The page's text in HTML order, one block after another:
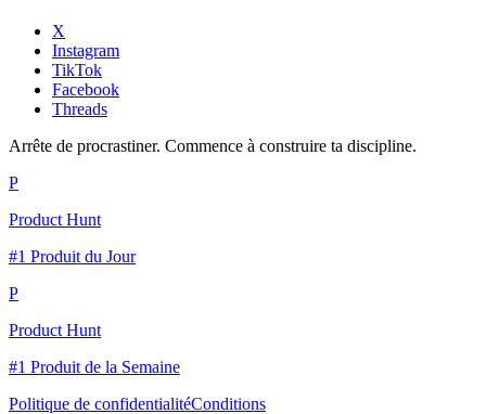
X
Instagram
TikTok
Facebook
Threads
Arrête de procrastiner. Commence à construire ta discipline.
P
Product Hunt
#1 Produit du Jour
P
Product Hunt
#1 Produit de la Semaine
Politique de confidentialitéConditions